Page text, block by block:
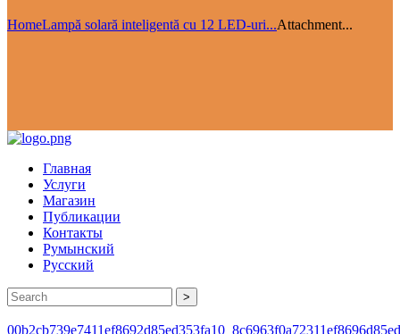
HomeLampă solară inteligentă cu 12 LED-uri...Attachment...
Главная
Услуги
Магазин
Публикации
Контакты
Румынский
Русский
>